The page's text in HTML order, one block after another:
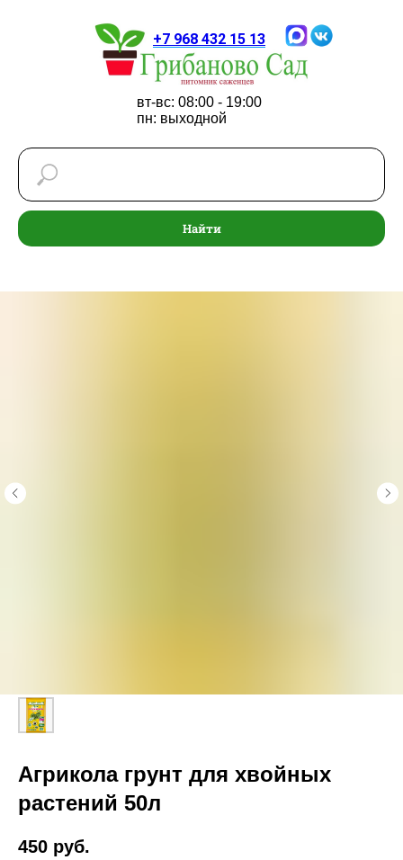
+7 968 432 15 13
вт-вс: 08:00 - 19:00
пн: выходной
Найти
Агрикола грунт для хвойных
растений 50л
450 руб.